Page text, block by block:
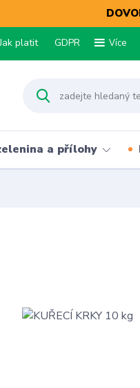
Jak platit GDPR Více
a přílohy